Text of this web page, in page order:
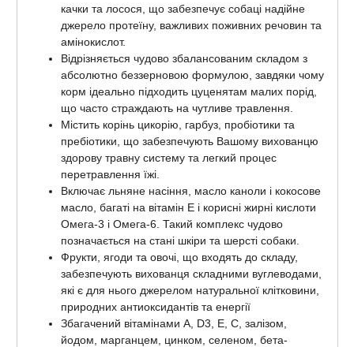
качки та лосося, що забезпечує собаці надійне
джерело протеїну, важливих поживних речовин та
амінокислот.
Відрізняється чудово збалансованим складом з
абсолютно беззерновою формулою, завдяки чому
корм ідеально підходить цуценятам малих порід,
що часто страждають на чутливе травлення.
Містить корінь цикорію, гарбуз, пробіотики та
пребіотики, що забезпечують Вашому вихованцю
здорову травну систему та легкий процес
перетравлення їжі.
Включає льняне насіння, масло каноли і кокосове
масло, багаті на вітамін Е і корисні жирні кислоти
Омега-3 і Омега-6. Такий комплекс чудово
позначається на стані шкіри та шерсті собаки.
Фрукти, ягоди та овочі, що входять до складу,
забезпечують вихованця складними вуглеводами,
які є для нього джерелом натуральної клітковини,
природних антиоксидантів та енергії
Збагачений вітамінами А, D3, Е, С, залізом,
йодом, марганцем, цинком, селеном, бета-